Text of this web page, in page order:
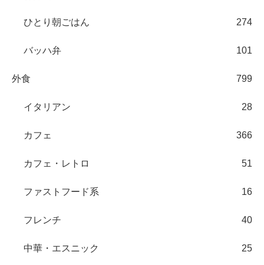
ひとり朝ごはん 274
バッハ弁 101
外食 799
イタリアン 28
カフェ 366
カフェ・レトロ 51
ファストフード系 16
フレンチ 40
中華・エスニック 25